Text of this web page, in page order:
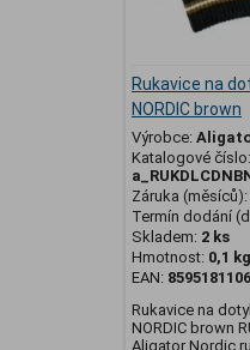
Rukavice na
NORDIC brown
Výrobce:
Katalogové číslo:
Záruka (měsíců):
Termín dodání
Skladem: 2 ks
Hmotnost: 0,1 kg
EAN:
Rukavice na
NORDIC brown
Aligator Nordic